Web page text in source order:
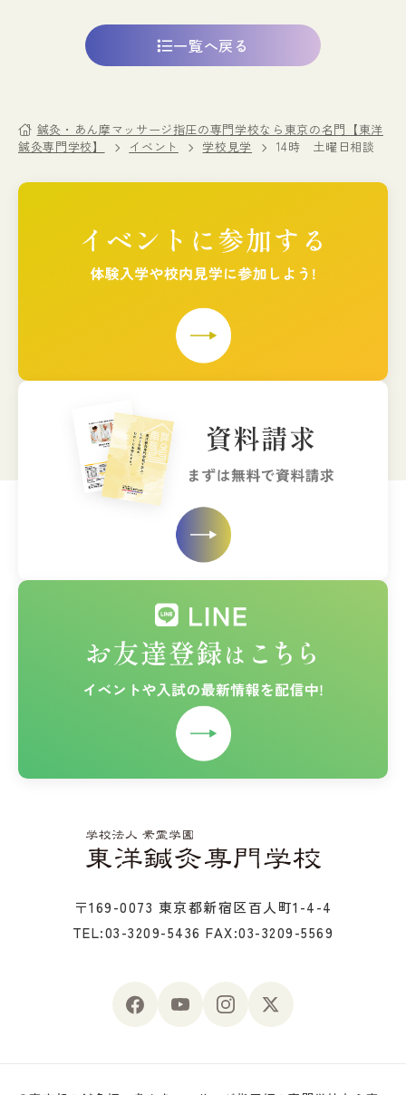
一覧へ戻る
鍼灸・あん摩マッサージ指圧の専門学校なら東京の名門【東洋
鍼灸専門学校】
イベント 学校見学 14時 土曜日相談
〒169-0073 東京都新宿区百人町1-4-4
TEL:03-3209-5436 FAX:03-3209-5569